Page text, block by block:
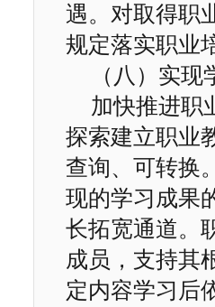
遇。对取得职
规定落实职业
（八）实
加快推进职
探索建立职业
查询、可转换
现的学习成果
长拓宽通道。
成员，支持其
定内容学习后